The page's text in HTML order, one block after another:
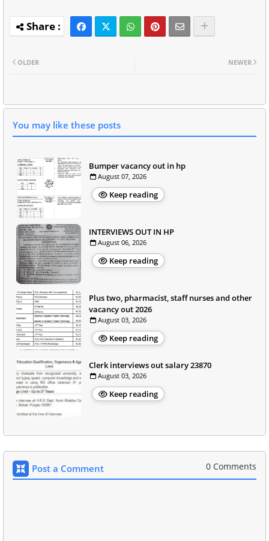
NEWER
OLDER
You may like these posts
Bumper vacancy out in hp
August 07, 2026
Keep reading
INTERVIEWS OUT IN HP
August 06, 2026
Keep reading
Plus two, pharmacist, staff nurses and other
vacancy out 2026
August 03, 2026
Keep reading
Clerk interviews out salary 23870
August 03, 2026
Keep reading
Post a Comment 0 Comments